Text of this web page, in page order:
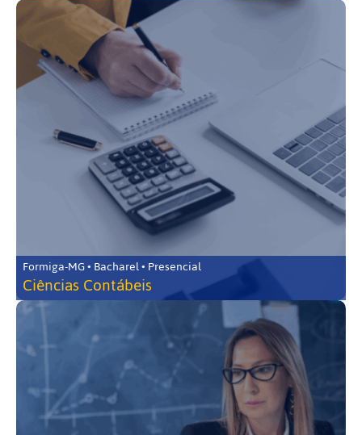
Formiga-MG • Bacharel • Presencial
Ciências Contábeis